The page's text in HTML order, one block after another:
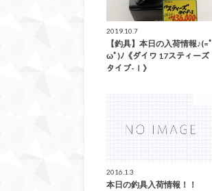
2019.10.7
【釣具】本日の入荷情報♪(=ﾟ
ωﾟ)ﾉ《ダイワ 17スティーズ
タイプ-Ⅰ》
2016.1.3
本日の釣具入荷情報！！